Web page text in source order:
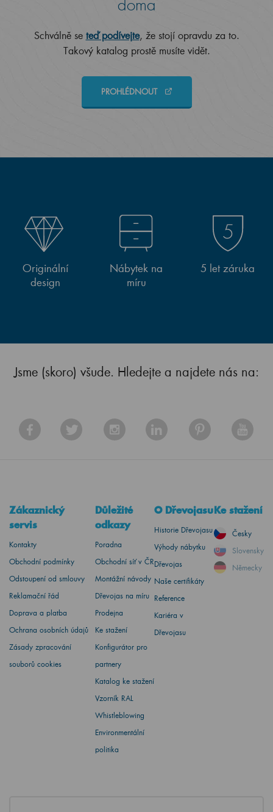
doma
Schválně se teď podívejte, že stojí opravdu za to.
Takový katalog prostě musíte vidět.
PROHLÉDNOUT
Originální
design
Nábytek na
míru
5 let záruka
Jsme (skoro) všude. Hledejte a najdete nás na:
Zákaznický
servis
Kontakty
Obchodní podmínky
Odstoupení od smlouvy
Reklamační řád
Doprava a platba
Ochrana osobních údajů
Zásady zpracování
souborů cookies
Důležité
odkazy
Poradna
Obchodní síť v ČR
Montážní návody
Dřevojas na míru
Prodejna
Ke stažení
Konfigurátor pro
partnery
Katalog ke stažení
Vzorník RAL
Whistleblowing
Environmentální
politika
O Dřevojasu
Historie Dřevojasu
Výhody nábytku
Dřevojas
Naše certifikáty
Reference
Kariéra v
Dřevojasu
Ke stažení
Česky
Slovensky
Německy